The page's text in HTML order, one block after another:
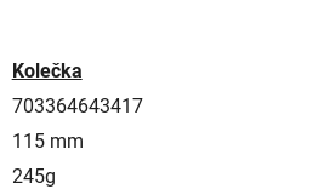
Kolečka
703364643417
115 mm
245g